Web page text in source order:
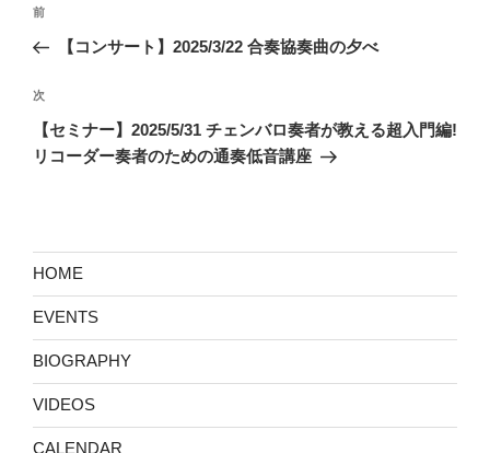
ナ
ビ
ゲ
ー
ン
前
の
稿
前
【コンサート】2025/3/22 合奏協奏曲の夕べ
次
の
投
次
【セミナー】2025/5/31 チェンバロ奏者が教える超入門編!
リコーダー奏者のための通奏低音講座
HOME
EVENTS
BIOGRAPHY
VIDEOS
CALENDAR